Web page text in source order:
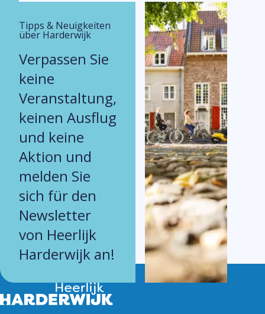
Tipps & Neuigkeiten
über Harderwijk
Verpassen Sie
keine
Veranstaltung,
keinen Ausflug
und keine
Aktion und
melden Sie
sich für den
Newsletter
von Heerlijk
Harderwijk an!